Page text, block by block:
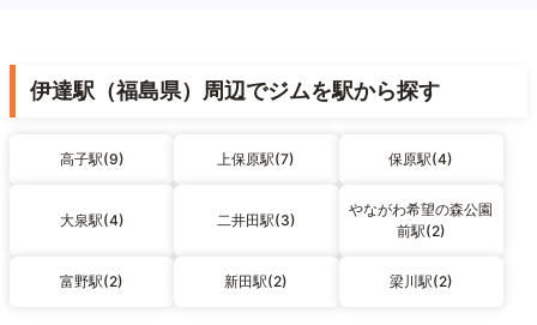
伊達駅（福島県）周辺でジムを駅から探す
高子駅(9) 上保原駅(7) 保原駅(4)
大泉駅(4) 二井田駅(3)
やながわ希望の森公園
前駅(2)
富野駅(2) 新田駅(2) 梁川駅(2)